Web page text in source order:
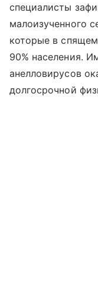
специалисты
малоизученного
которые в
90% населения.
анелловирусов
долгосрочной